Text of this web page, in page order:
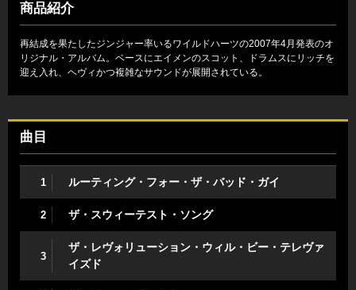
商品紹介
再結成を果たしたジンジャー率いるワイルドハーツの2007年4月発表のオ
リジナル・アルバム。ベースにエイメンのスコット、ドラムスにリッチを
迎え入れ、ヘヴィかつ複雑なサウンドが展開されている。
曲目
1 ルーティング・フォー・ザ・バッド・ガイ
2 ザ・スウィーテスト・ソング
3
ザ・レヴォリューション・ウィル・ビー・テレヴァ
イズド